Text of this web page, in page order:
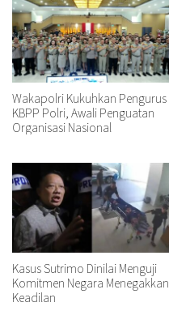
Wakapolri Kukuhkan Pengurus
KBPP Polri, Awali Penguatan
Organisasi Nasional
Kasus Sutrimo Dinilai Menguji
Komitmen Negara Menegakkan
Keadilan